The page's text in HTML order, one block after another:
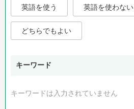
英語を使う 英語を使わない
どちらでもよい
キーワード
キーワードは入力されていません